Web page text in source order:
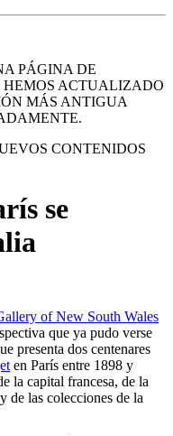
PÁGINA DE
ACTUALIZADO
MÁS ANTIGUA
CONTENIDOS
se
of New South Wales
que ya pudo verse
presenta dos centenares
en París entre 1898 y
la capital francesa, de la
de las colecciones de la